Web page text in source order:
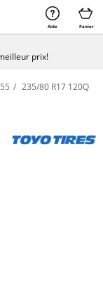
Aide Panier
prix!
235/80 R17 120Q